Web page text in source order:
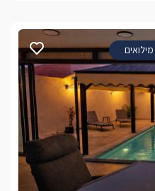
נעימות.בתוספת תשלום ובתיאום מראש (מול ספק חיצוני) ניתן
להשלמת החוויה.